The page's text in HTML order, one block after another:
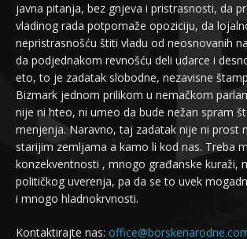
javna pitanja, bez gnjeva i pristrasnosti, da
vladinog rada potpomaže opoziciju, da
nepristrasnošću štiti vladu od neosnovanih
da podjednakom revnošću deli udarce i
eto, to je zadatak slobodne, nezavisne
Bizmark jednom prilikom u nemačkom
nije ni hteo, ni umeo da bude nežan spram
menjenja. Naravno, taj zadatak nije ni prost
starijim zemljama a kamo li kod nas. Treba
konzekventnosti , mnogo građanske kuraži,
političkog uverenja, pa da se to uvek
i mnogo hladnokrvnosti.
Kontaktirajte nas: